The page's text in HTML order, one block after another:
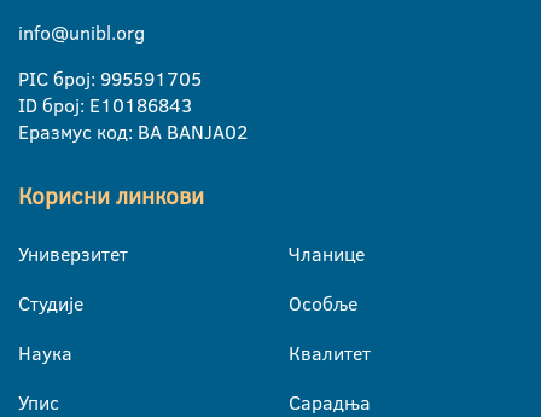
info@unibl.org
PIC број: 995591705
ID број: E10186843
Еразмус код: BA BANJA02
Корисни линкови
Универзитет
Студије
Наука
Упис
Чланице
Особље
Квалитет
Сарадња